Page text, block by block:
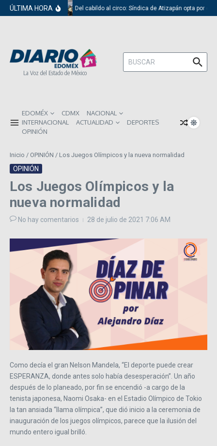
Saltar al contenido
ÚLTIMA HORA Del cabildo al circo: Síndica de Atizapán opta por el
La Voz del Estado de México
Buscar:
EDOMÉX CDMX
NACIONAL
INTERNACIONAL
ACTUALIDAD
DEPORTES
OPINIÓN
Inicio / OPINIÓN / Los Juegos Olímpicos y la nueva normalidad
OPINIÓN
Los Juegos Olímpicos y la
nueva normalidad
No hay comentarios 28 de julio de 2021 7:06 AM
Como decía el gran Nelson Mandela, “El deporte puede crear
ESPERANZA, donde antes solo había desesperación”. Un año
después de lo planeado, por fin se encendió -a cargo de la
tenista japonesa, Naomi Osaka- en el Estadio Olímpico de Tokio
la tan ansiada “llama olímpica”, que dió inicio a la ceremonia de
inauguración de los juegos olímpicos, parece que la ilusión del
mundo entero igual brilló.